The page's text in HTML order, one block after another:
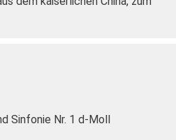
Sinfonie Nr. 1 d-Moll